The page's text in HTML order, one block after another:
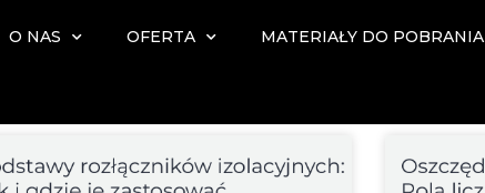
O NAS OFERTA MATERIAŁY DO POBRANIA